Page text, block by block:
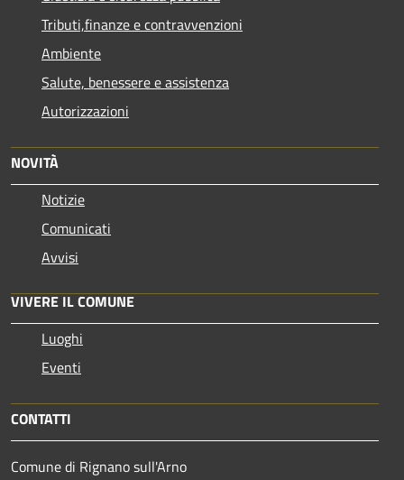
Tributi,finanze e contravvenzioni
Ambiente
Salute, benessere e assistenza
Autorizzazioni
NOVITÀ
Notizie
Comunicati
Avvisi
VIVERE IL COMUNE
Luoghi
Eventi
CONTATTI
Comune di Rignano sull'Arno